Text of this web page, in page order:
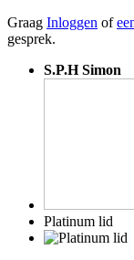
Graag Inloggen of
gesprek.
S.P.H Simon
Platinum lid